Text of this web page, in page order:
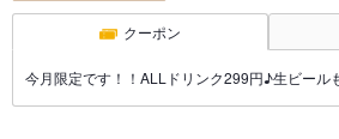
クーポン
今月限定です！！ALLドリンク299円♪生ビール